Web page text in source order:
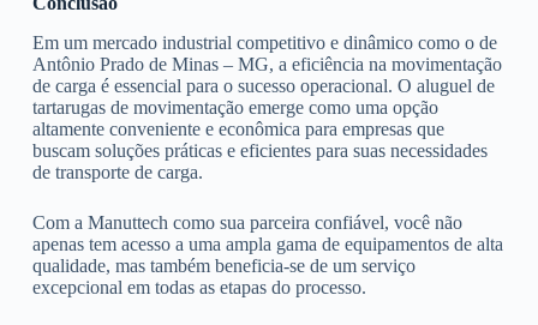
Em um mercado industrial competitivo e dinâmico como o de
Antônio Prado de Minas – MG, a eficiência na movimentação
de carga é essencial para o sucesso operacional. O aluguel de
tartarugas de movimentação emerge como uma opção
altamente conveniente e econômica para empresas que
buscam soluções práticas e eficientes para suas necessidades
de transporte de carga.
Com a Manuttech como sua parceira confiável, você não
apenas tem acesso a uma ampla gama de equipamentos de alta
qualidade, mas também beneficia-se de um serviço
excepcional em todas as etapas do processo.